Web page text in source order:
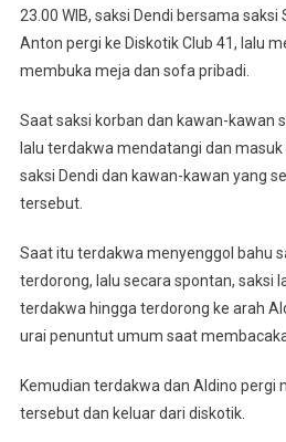
23.00 WIB, saksi Dendi bersama saksi
Anton pergi ke Diskotik Club 41, lalu
membuka meja dan sofa pribadi.
Saat saksi korban dan kawan-kawan
lalu terdakwa mendatangi dan
saksi Dendi dan kawan-kawan yang
tersebut.
Saat itu terdakwa menyenggol bahu
terdorong, lalu secara spontan, saksi
terdakwa hingga terdorong ke arah
urai penuntut umum saat
Kemudian terdakwa dan Aldino pergi
tersebut dan keluar dari diskotik.